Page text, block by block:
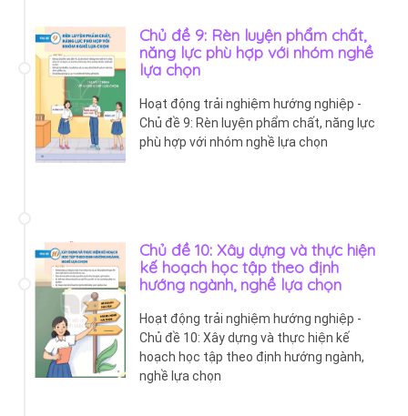
Chủ đề 9: Rèn luyện phẩm chất,
năng lực phù hợp với nhóm nghề
lựa chọn
Hoạt động trải nghiệm hướng nghiệp -
Chủ đề 9: Rèn luyện phẩm chất, năng lực
phù hợp với nhóm nghề lựa chọn
Chủ đề 10: Xây dựng và thực hiện
kế hoạch học tập theo định
hướng ngành, nghề lựa chọn
Hoạt động trải nghiệm hướng nghiệp -
Chủ đề 10: Xây dựng và thực hiện kế
hoạch học tập theo định hướng ngành,
nghề lựa chọn